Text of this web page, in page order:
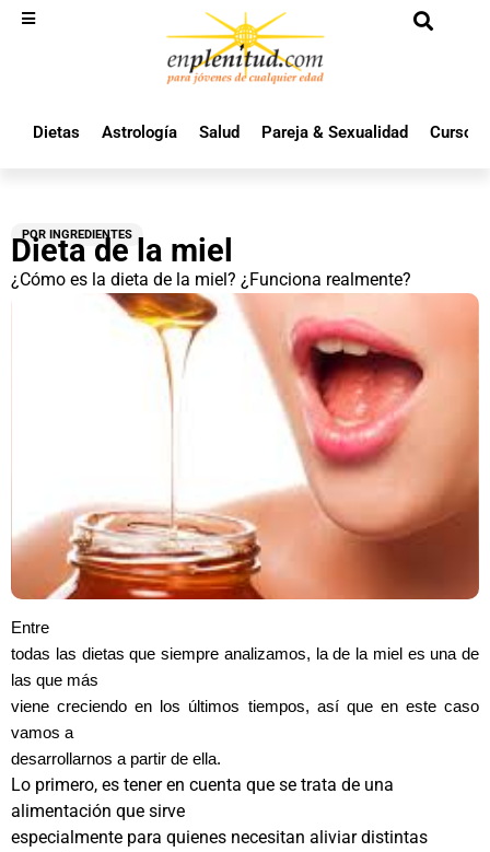
Dietas Astrología Salud Pareja & Sexualidad Cursos
POR INGREDIENTES
Dieta de la miel
¿Cómo es la dieta de la miel? ¿Funciona realmente?
Entre
todas las dietas que siempre analizamos, la de la miel es una de
las que más
viene creciendo en los últimos tiempos, así que en este caso
vamos a
desarrollarnos a partir de ella.
Lo primero, es tener en cuenta que se trata de una
alimentación que sirve
especialmente para quienes necesitan aliviar distintas